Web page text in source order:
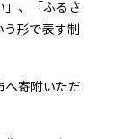
」、「ふるさ
形で表す制
へ寄附いただ